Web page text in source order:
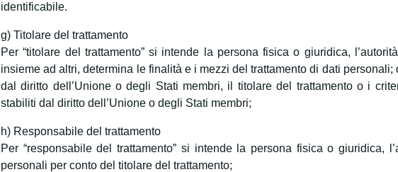
identificabile.
g) Titolare del trattamento
Per “titolare del trattamento” si intende la persona fisica o giuridica,
insieme ad altri, determina le finalità e i mezzi del trattamento di dati
dal diritto dell’Unione o degli Stati membri, il titolare del trattamento o i
stabiliti dal diritto dell’Unione o degli Stati membri;
h) Responsabile del trattamento
Per “responsabile del trattamento” si intende la persona fisica o giuridica,
personali per conto del titolare del trattamento;